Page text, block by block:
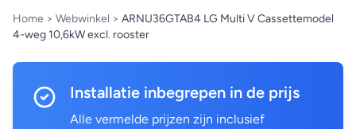
Home > Webwinkel > ARNU36GTAB4 LG Multi V Cassettemodel
4-weg 10,6kW excl. rooster
Installatie inbegrepen in de prijs
Alle vermelde prijzen zijn inclusief